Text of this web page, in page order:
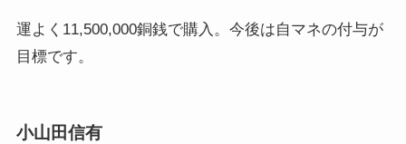
運よく11,500,000銅銭で購入。今後は自マネの付与が
目標です。
小山田信有